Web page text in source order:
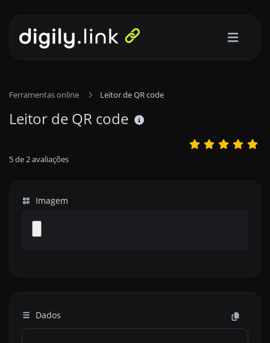
Ferramentas online Leitor de QR code
Leitor de QR code
5de2avaliações
Imagem
Dados